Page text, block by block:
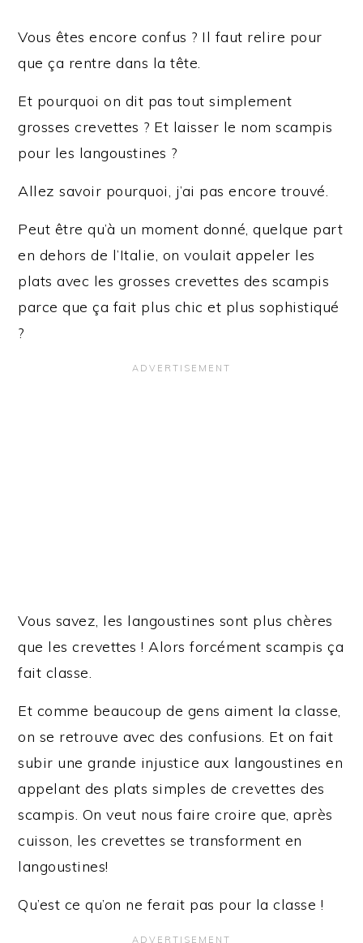
Vous êtes encore confus ? Il faut relire pour
que ça rentre dans la tête.
Et pourquoi on dit pas tout simplement
grosses crevettes ? Et laisser le nom scampis
pour les langoustines ?
Allez savoir pourquoi, j’ai pas encore trouvé.
Peut être qu’à un moment donné, quelque part
en dehors de l’Italie, on voulait appeler les
plats avec les grosses crevettes des scampis
parce que ça fait plus chic et plus sophistiqué
?
Vous savez, les langoustines sont plus chères
que les crevettes ! Alors forcément scampis ça
fait classe.
Et comme beaucoup de gens aiment la classe,
on se retrouve avec des confusions. Et on fait
subir une grande injustice aux langoustines en
appelant des plats simples de crevettes des
scampis. On veut nous faire croire que, après
cuisson, les crevettes se transforment en
langoustines!
Qu’est ce qu’on ne ferait pas pour la classe !